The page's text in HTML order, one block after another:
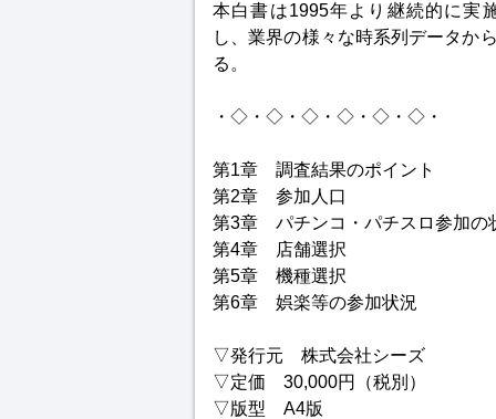
本白書は1995年より継続的に実
し、業界の様々な時系列データか
る。
・◇・◇・◇・◇・◇・◇・
第1章 調査結果のポイント
第2章 参加人口
第3章 パチンコ・パチスロ参加の
第4章 店舗選択
第5章 機種選択
第6章 娯楽等の参加状況
▽発行元 株式会社シーズ
▽定価 30,000円（税別）
▽版型 A4版